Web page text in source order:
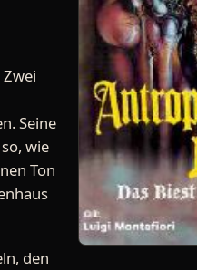
Seine
wie
Ton
den